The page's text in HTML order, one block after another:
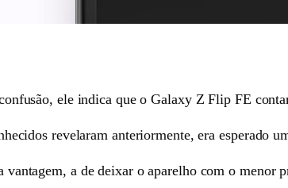
ele indica que o Galaxy Z Flip FE
revelaram anteriormente, era esperado
a de deixar o aparelho com o menor